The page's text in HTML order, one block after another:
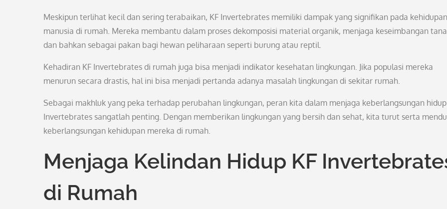
Meskipun terlihat kecil dan sering terabaikan, KF Invertebrates memiliki dampak yang signifikan pada kehidupan
manusia di rumah. Mereka membantu dalam proses dekomposisi material organik, menjaga keseimbangan
dan bahkan sebagai pakan bagi hewan peliharaan seperti burung atau reptil.
Kehadiran KF Invertebrates di rumah juga bisa menjadi indikator kesehatan lingkungan. Jika populasi mereka
menurun secara drastis, hal ini bisa menjadi pertanda adanya masalah lingkungan di sekitar rumah.
Sebagai makhluk yang peka terhadap perubahan lingkungan, peran kita dalam menjaga keberlangsungan hidup
Invertebrates sangatlah penting. Dengan memberikan lingkungan yang bersih dan sehat, kita turut serta
keberlangsungan kehidupan mereka di rumah.
Menjaga Kelindan Hidup KF
di Rumah